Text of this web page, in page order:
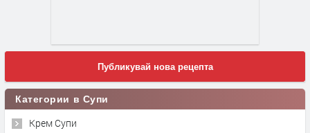
Публикувай нова рецепта
Категории в Супи
Крем Супи